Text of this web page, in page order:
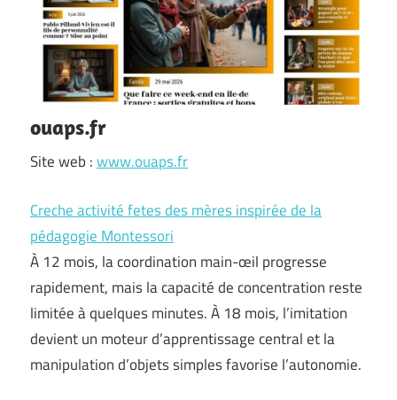
ouaps.fr
Site web :www.ouaps.fr
Creche activité fetes des mères inspirée de la
pédagogie Montessori
À 12 mois, la coordination main-œil progresse
rapidement, mais la capacité de concentration reste
limitée à quelques minutes. À 18 mois, l’imitation
devient un moteur d’apprentissage central et la
manipulation d’objets simples favorise l’autonomie.